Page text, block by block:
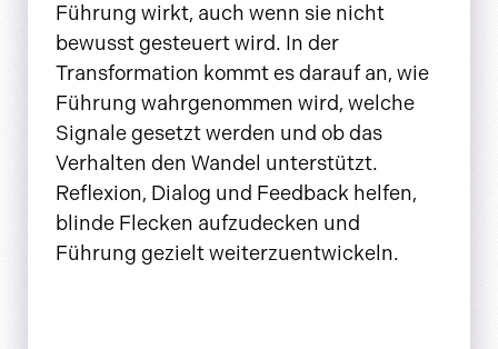
Führung wirkt, auch wenn sie nicht
bewusst gesteuert wird. In der
Transformation kommt es darauf an, wie
Führung wahrgenommen wird, welche
Signale gesetzt werden und ob das
Verhalten den Wandel unterstützt.
Reflexion, Dialog und Feedback helfen,
blinde Flecken aufzudecken und
Führung gezielt weiterzuentwickeln.